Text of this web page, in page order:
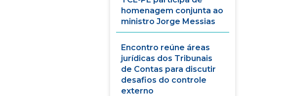
homenagem conjunta ao
ministro Jorge Messias
Encontro reúne áreas
jurídicas dos Tribunais
de Contas para discutir
desafios do controle
externo